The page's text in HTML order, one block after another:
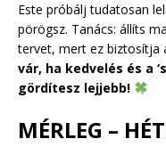
Este próbálj tudatosan
pörögsz. Tanács: állíts
tervet, mert ez biztosítja
vár, ha kedvelés és a
gördítesz lejjebb!
MÉRLEG –